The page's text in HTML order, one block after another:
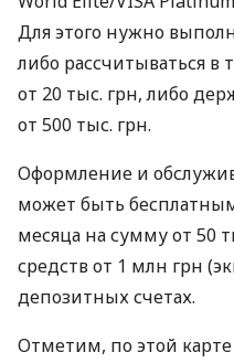
Для этого нужно
либо рассчитываться
от 20 тыс. грн, либо
от 500 тыс. грн.
Оформление и
может быть
месяца на сумму от 50
средств от 1 млн грн
депозитных счетах.
Отметим, по этой